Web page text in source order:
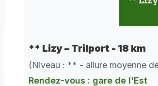
** Lizy – Trilport - 18 km
(Niveau : ** - allure moyenne
Rendez-vous : gare de l'Est